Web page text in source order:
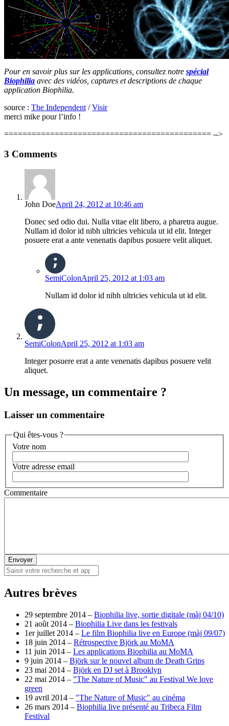
Pour en savoir plus sur les applications, consultez notre spécial
Biophilia avec des vidéos, captures et descriptions de chaque
application Biophilia.
source : The Independent /Visir
merci mike pour l’info !
============================================= -->
3 Comments
John DoeApril 24, 2012 at 10:46 am
Donec sed odio dui. Nulla vitae elit libero, a pharetra augue.
Nullam id dolor id nibh ultricies vehicula ut id elit. Integer
posuere erat a ante venenatis dapibus posuere velit aliquet.
SemiColonApril 25, 2012 at 1:03 am
Nullam id dolor id nibh ultricies vehicula ut id elit.
SemiColonApril 25, 2012 at 1:03 am
Integer posuere erat a ante venenatis dapibus posuere velit
aliquet.
Un message, un commentaire ?
Laisser un commentaire
Qui êtes-vous ?
Votre nom
Votre adresse email
Commentaire
Envoyer
Autres brèves
29 septembre 2014 – Biophilia live, sortie digitale (màj 04/10)
21 août 2014 – Biophilia Live dans les festivals
1er juillet 2014 – Le film Biophilia live en Europe (màj 09/07)
18 juin 2014 – Rétrospective Björk au MoMA
11 juin 2014 – Les applications Biophilia au MoMA
9 juin 2014 – Björk sur le nouvel album de Death Grips
23 mai 2014 – Björk en DJ set à Brooklyn
22 mai 2014 – "The Nature of Music" au Festival We love
green
19 avril 2014 – "The Nature of Music" au cinéma
26 mars 2014 – Biophilia live présenté au Tribeca Film
Festival